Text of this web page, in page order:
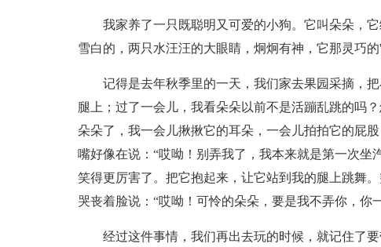
我家养了一只既聪明又可爱的小狗。它叫朵朵，
雪白的，两只水汪汪的大眼睛，炯炯有神，它那灵巧
记得是去年秋季里的一天，我们家去果园采摘，
腿上；过了一会儿，我看朵朵以前不是活蹦乱跳的吗
朵朵了，我一会儿揪揪它的耳朵，一会儿拍拍它的屁
嘴好像在说：“哎呦！别弄我了，我本来就是第一次
笑得更厉害了。把它抱起来，让它站到我的腿上跳舞
哭丧着脸说：“哎呦！可怜的朵朵，要是我不弄你，你
经过这件事情，我们再出去玩的时候，就记住了要